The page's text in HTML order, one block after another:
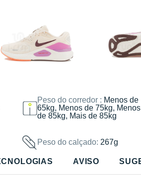
Peso do corredor : Menos de
65kg, Menos de 75kg, Menos
de 85kg, Mais de 85kg
Peso do calçado: 267g
AVISO